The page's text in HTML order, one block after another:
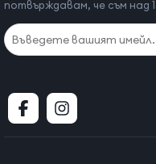
потвърждавам, че съм над